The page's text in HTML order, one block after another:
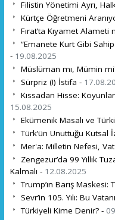
Filistin Yönetimi Ayrı,
Kürtçe Öğretmeni
Fırat’ta Kıyamet Alameti
“Emanete Kurt Gibi
- 19.08.2025
Müslüman mı, Mümin
Sürpriz (!) İstifa -
Kıssadan Hisse:
15.08.2025
Ekümenik Masalı ve
Türk’ün Unuttuğu Kutsal
Mer'a: Milletin Nefesi,
Zengezur’da 99 Yıllık
Kalmalı - 12.08.2025
Trump’ın Barış
Sevr’in 105. Yılı: Bu
Türkiyeli Kime Denir? -